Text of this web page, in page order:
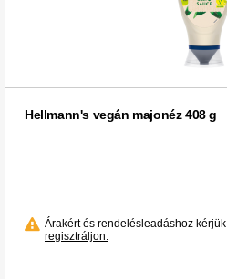
Hellmann's vegán majonéz 408 g
Árakért és rendelésleadáshoz kérjük
regisztráljon.